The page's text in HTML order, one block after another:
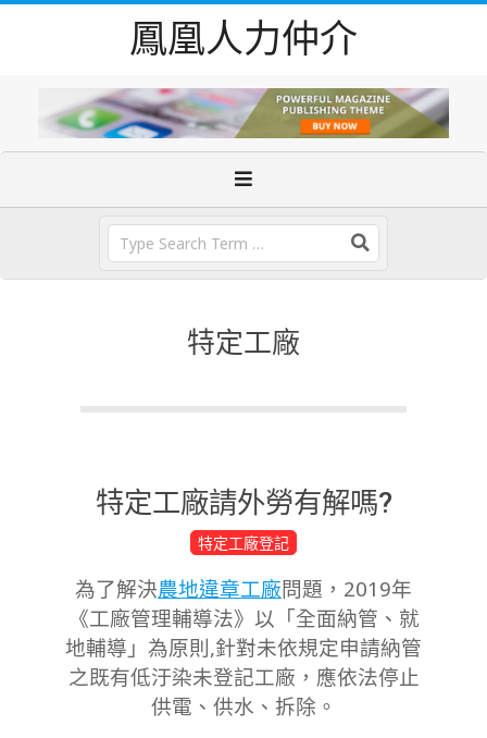
鳳凰人力仲介
特定工廠
特定工廠請外勞有解嗎?
23
特定工廠登記
為了解決農地違章工廠問題，2019年
《工廠管理輔導法》以「全面納管、就
地輔導」為原則,針對未依規定申請納管
之既有低汙染未登記工廠，應依法停止
供電、供水、拆除。